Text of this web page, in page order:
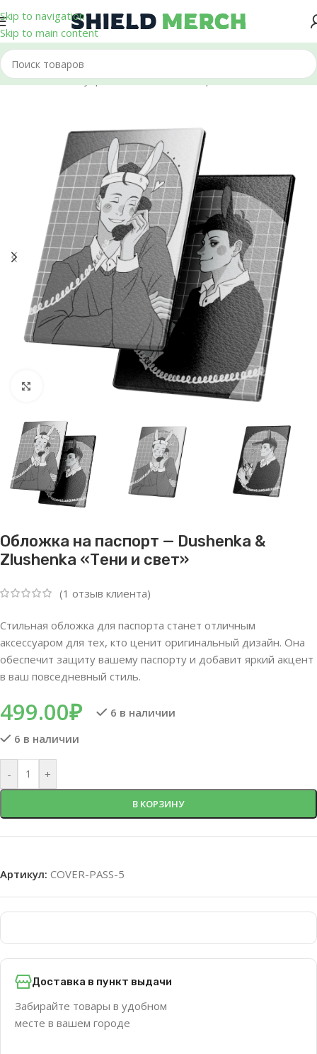
Skip to navigation
Skip to main content
Главная/Аксессуары/Обложки на паспорт
Нажмите, чтобы увеличить
Обложка на паспорт — Dushenka &
Zlushenka «Тени и свет»
(1 отзыв клиента)
Стильная обложка для паспорта станет отличным
аксессуаром для тех, кто ценит оригинальный дизайн. Она
обеспечит защиту вашему паспорту и добавит яркий акцент
в ваш повседневный стиль.
499.00₽
6 в наличии
6 в наличии
- +
В КОРЗИНУ
Артикул: COVER-PASS-5
Доставка в пункт выдачи
Забирайте товары в удобном
месте в вашем городе